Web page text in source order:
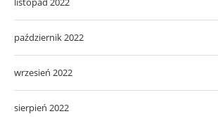
październik 2022
wrzesień 2022
sierpień 2022